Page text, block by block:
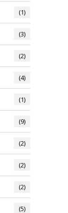
(1)
(3)
(2)
(4)
(1)
(9)
(2)
(2)
(2)
(5)